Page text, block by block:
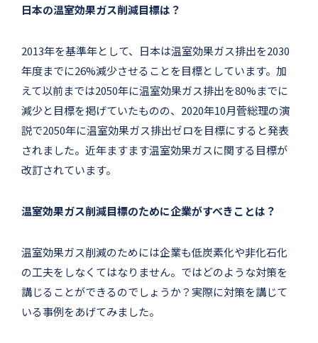
日本の温室効果ガス削減目標は？
2013年を基準年として、日本は温室効果ガス排出を2030
年度までに26%減少させることを目標としています。加
えて以前までは2050年に温室効果ガス排出を80%までに
減少と目標を掲げていたものの、2020年10月菅総理の演
説で2050年に温室効果ガス排出ゼロを目標にすると発表
されました。近年ますます温室効果ガスに関する目標が
改訂されています。
温室効果ガス削減目標のために企業がすべきことは？
温室効果ガス削減のためには企業も低炭素化や非化石化
の工夫をしなくてはなりません。ではどのような対策を
講じることができるのでしょうか？実際に対策を講じて
いる事例をあげてみました。